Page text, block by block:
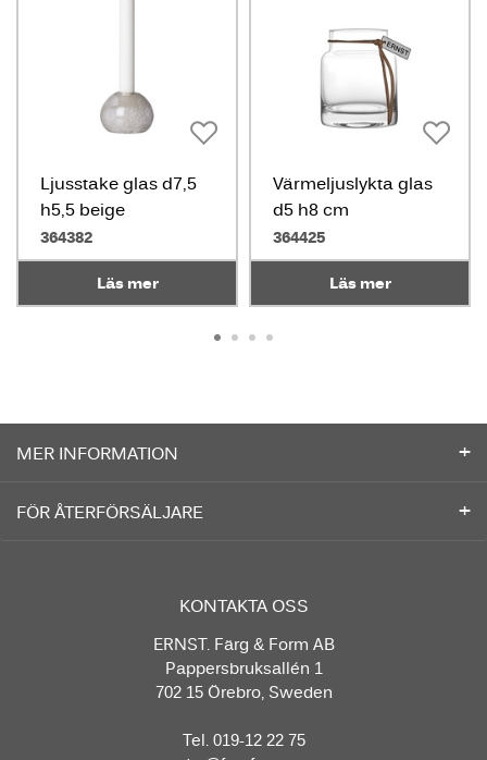
Ljusstake glas d7,5
h5,5 beige
364382
Läs mer
Värmeljuslykta glas
d5 h8 cm
364425
Läs mer
MER INFORMATION
FÖR ÅTERFÖRSÄLJARE
KONTAKTA OSS
ERNST. Färg & Form AB
Pappersbruksallén 1
702 15 Örebro, Sweden
Tel. 019-12 22 75